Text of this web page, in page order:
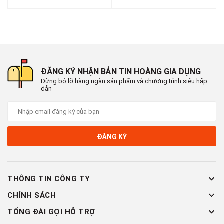
ĐĂNG KÝ NHẬN BẢN TIN HOÀNG GIA DỤNG
Đừng bỏ lỡ hàng ngàn sản phẩm và chương trình siêu hấp
dẫn
ĐĂNG KÝ
THÔNG TIN CÔNG TY
CHÍNH SÁCH
TỔNG ĐÀI GỌI HỖ TRỢ